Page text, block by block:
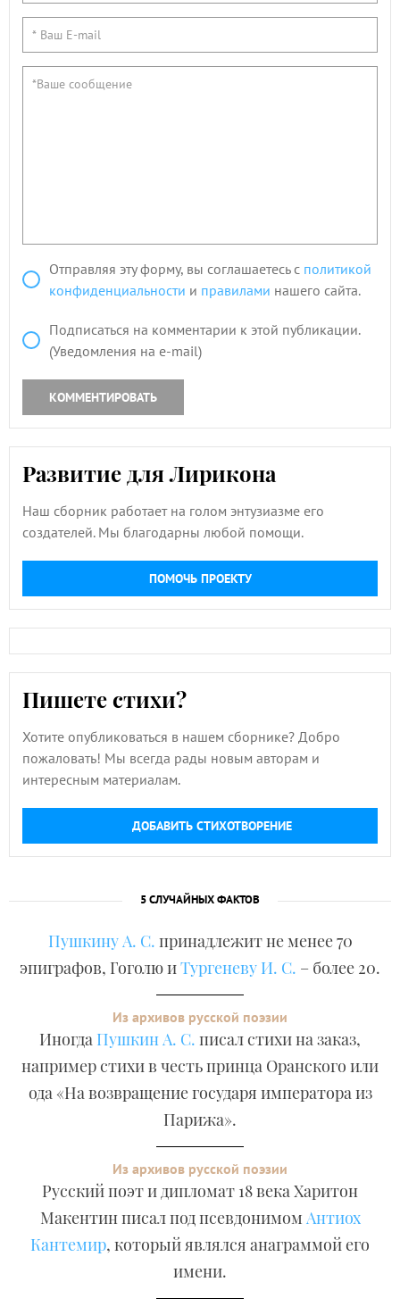
Отправляя эту форму, вы соглашаетесь с политикой
конфиденциальности и правилами нашего сайта.
Подписаться на комментарии к этой публикации.
(Уведомления на e-mail)
КОММЕНТИРОВАТЬ
Развитие для Лирикона
Наш сборник работает на голом энтузиазме его
создателей. Мы благодарны любой помощи.
ПОМОЧЬ ПРОЕКТУ
Пишете стихи?
Хотите опубликоваться в нашем сборнике? Добро
пожаловать! Мы всегда рады новым авторам и
интересным материалам.
ДОБАВИТЬ СТИХОТВОРЕНИЕ
5 СЛУЧАЙНЫХ ФАКТОВ
Пушкину А. С. принадлежит не менее 70
эпиграфов, Гоголю иТургеневу И. С. – более 20.
Из архивов русской поэзии
Иногда Пушкин А. С. писал стихи на заказ,
например стихи в честь принца Оранского или
ода «На возвращение государя императора из
Парижа».
Из архивов русской поэзии
Русский поэт и дипломат 18 века Харитон
Макентин писал под псевдонимом Антиох
Кантемир, который являлся анаграммой его
имени.